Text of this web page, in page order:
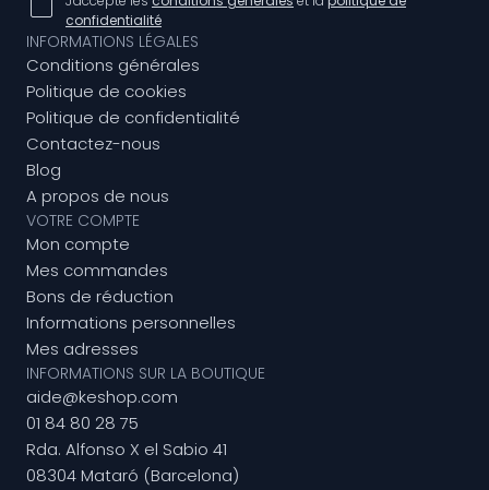
confidentialité
INFORMATIONS LÉGALES
Conditions générales
Politique de cookies
Politique de confidentialité
Contactez-nous
Blog
A propos de nous
VOTRE COMPTE
Mon compte
Mes commandes
Bons de réduction
Informations personnelles
Mes adresses
INFORMATIONS SUR LA BOUTIQUE
aide@keshop.com
01 84 80 28 75
Rda. Alfonso X el Sabio 41
08304 Mataró (Barcelona)